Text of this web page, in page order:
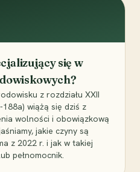
się w
z rozdziału XXII
wiążą się dziś z
wolności i obowiązkową
jakie czyny są
z 2022 r. i jak w takiej
pełnomocnik.